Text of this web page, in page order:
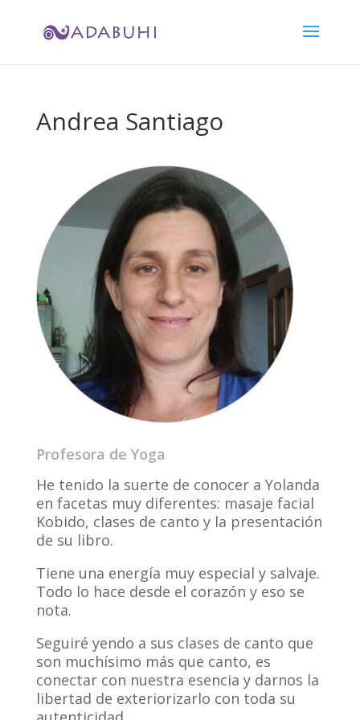
Andrea Santiago
Profesora de Yoga
He tenido la suerte de conocer a Yolanda
en facetas muy diferentes: masaje facial
Kobido, clases de canto y la presentación
de su libro.
Tiene una energía muy especial y salvaje.
Todo lo hace desde el corazón y eso se
nota.
Seguiré yendo a sus clases de canto que
son muchísimo más que canto, es
conectar con nuestra esencia y darnos la
libertad de exteriorizarlo con toda su